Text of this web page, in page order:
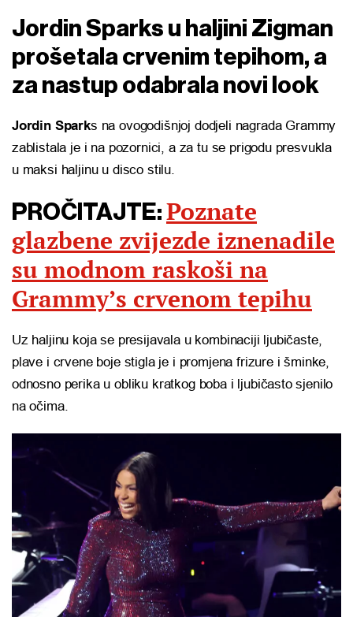
Jordin Sparks u haljini Zigman
prošetala crvenim tepihom, a
za nastup odabrala novi look
Jordin Sparks na ovogodišnjoj dodjeli nagrada Grammy
zablistala je i na pozornici, a za tu se prigodu presvukla
u maksi haljinu u disco stilu.
PROČITAJTE: Poznate
glazbene zvijezde iznenadile
su modnom raskoši na
Grammy’s crvenom tepihu
Uz haljinu koja se presijavala u kombinaciji ljubičaste,
plave i crvene boje stigla je i promjena frizure i šminke,
odnosno perika u obliku kratkog boba i ljubičasto sjenilo
na očima.